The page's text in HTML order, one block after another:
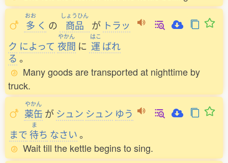
おお
多 く の
しょうひん
商品 が トラッ
ク によって
やかん
夜間 に
はこ
運 ばれ
る。
Many goods are transported at nighttime by
truck.
やかん
薬缶 が シュン シュン ゆう
まで
ま
待ち なさい。
Wait till the kettle begins to sing.